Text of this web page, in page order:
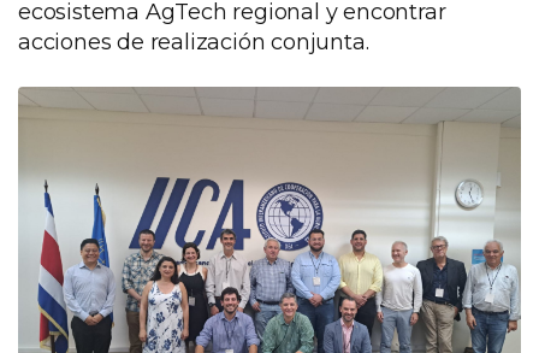
ecosistema AgTech regional y encontrar
acciones de realización conjunta.